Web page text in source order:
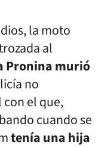
la moto
al
Pronina murió
no
el que,
cuando se
tenía una hija